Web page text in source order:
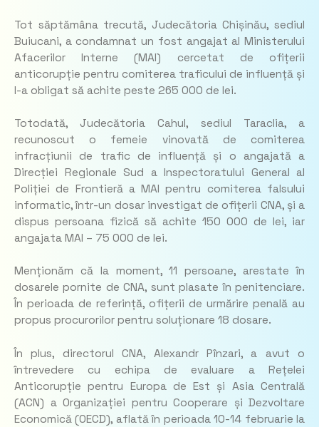
Tot săptămâna trecută, Judecătoria Chișinău, sediul
Buiucani, a condamnat un fost angajat al Ministerului
Afacerilor Interne (MAI) cercetat de ofițerii
anticorupție pentru comiterea traficului de influență și
l-a obligat să achite peste 265 000 de lei.
Totodată, Judecătoria Cahul, sediul Taraclia, a
recunoscut o femeie vinovată de comiterea
infracțiunii de trafic de influență și o angajată a
Direcției Regionale Sud a Inspectoratului General al
Poliției de Frontieră a MAI pentru comiterea falsului
informatic, într-un dosar investigat de ofițerii CNA, și a
dispus persoana fizică să achite 150 000 de lei, iar
angajata MAI – 75 000 de lei.
Menționăm că la moment, 11 persoane, arestate în
dosarele pornite de CNA, sunt plasate în penitenciare.
În perioada de referință, ofițerii de urmărire penală au
propus procurorilor pentru soluționare 18 dosare.
În plus, directorul CNA, Alexandr Pînzari, a avut o
întrevedere cu echipa de evaluare a Rețelei
Anticorupție pentru Europa de Est și Asia Centrală
(ACN) a Organizației pentru Cooperare și Dezvoltare
Economică (OECD), aflată în perioada 10-14 februarie la